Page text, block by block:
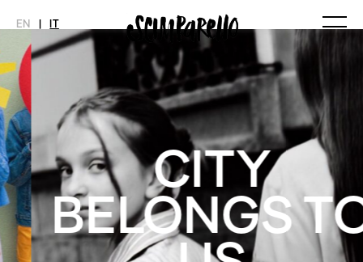
EN | IT
MAGAZINE
Ultimo Numero
Archivio
NOVITÀ MODA
Collezioni
Editoriali
Styling Tips
Video
SHOP
INTERVIEW
Meet Me
SCIMPARELLO
Chi siamo
Newsletter
Privacy Policy
CITY
BELONGS TO